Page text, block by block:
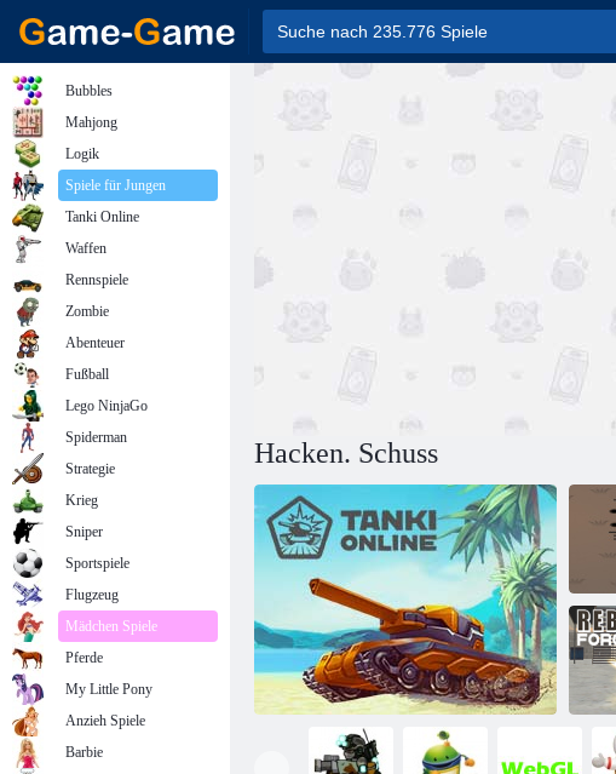
Hacken. Schuss
Bubbles
Mahjong
Logik
Spiele für Jungen
Tanki Online
Waffen
Rennspiele
Zombie
Abenteuer
Fußball
Lego NinjaGo
Spiderman
Strategie
Krieg
Sniper
Sportspiele
Flugzeug
Mädchen Spiele
Pferde
My Little Pony
Anzieh Spiele
Barbie